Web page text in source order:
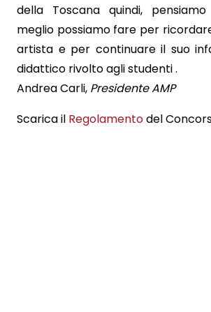
della Toscana quindi,
meglio possiamo fare per
artista e per continuare il suo
didattico rivolto agli studenti .
Andrea Carli, Presidente AMP
Scarica il Regolamentodel